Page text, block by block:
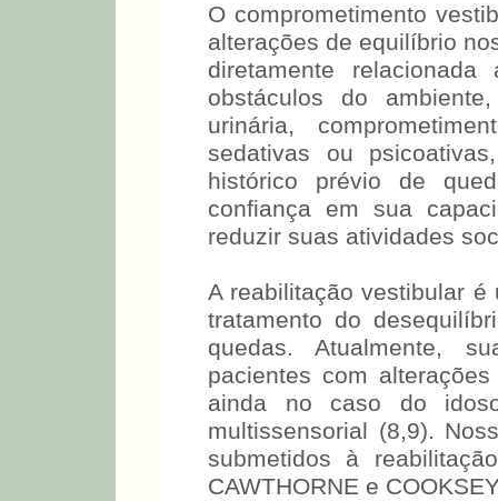
O comprometimento
alterações de equilíbrio
diretamente
obstáculos do
urinária,
sedativas ou
histórico prévio de
confiança em sua
reduzir suas atividades
A reabilitação vestibular
tratamento do
quedas. Atualmente,
pacientes com
ainda no caso do
multissensorial (8,9).
submetidos à
CAWTHORNE e